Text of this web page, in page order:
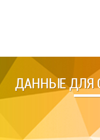
ДАННЫЕ ДЛЯ